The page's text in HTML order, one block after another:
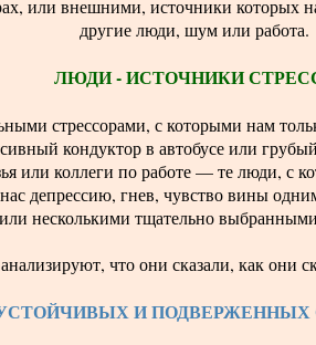
или внешними, источники которых
другие люди, шум или работа.
ЛЮДИ - ИСТОЧНИКИ
стрессорами, с которыми нам
кондуктор в автобусе или
или коллеги по работе — те люди, с
депрессию, гнев, чувство вины
или несколькими тщательно
что они сказали, как они
И